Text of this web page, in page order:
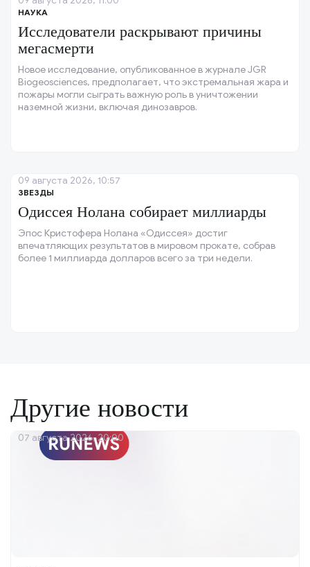
НАУКА
Исследователи раскрывают причины
мегасмерти
Новое исследование, опубликованное в журнале JGR
Biogeosciences, предполагает, что экстремальная жара и
пожары могли сыграть важную роль в уничтожении
наземной жизни, включая динозавров.
ЗВЕЗДЫ
Одиссея Нолана собирает миллиарды
Эпос Кристофера Нолана «Одиссея» достиг
впечатляющих результатов в мировом прокате, собрав
более 1 миллиарда долларов всего за три недели.
09 августа 2026, 10:57
Другие новости
07 августа 2026, 20:00